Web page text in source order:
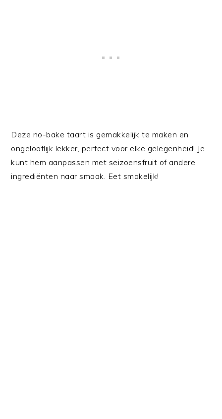
Deze no-bake taart is gemakkelijk te maken en
ongelooflijk lekker, perfect voor elke gelegenheid! Je
kunt hem aanpassen met seizoensfruit of andere
ingrediënten naar smaak. Eet smakelijk!